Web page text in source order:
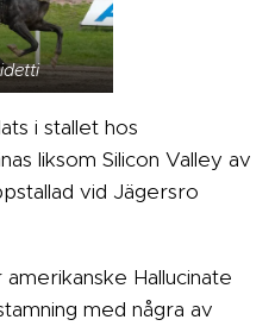
i stallet hos
liksom Silicon Valley av
vid Jägersro
Hallucinate
med några av